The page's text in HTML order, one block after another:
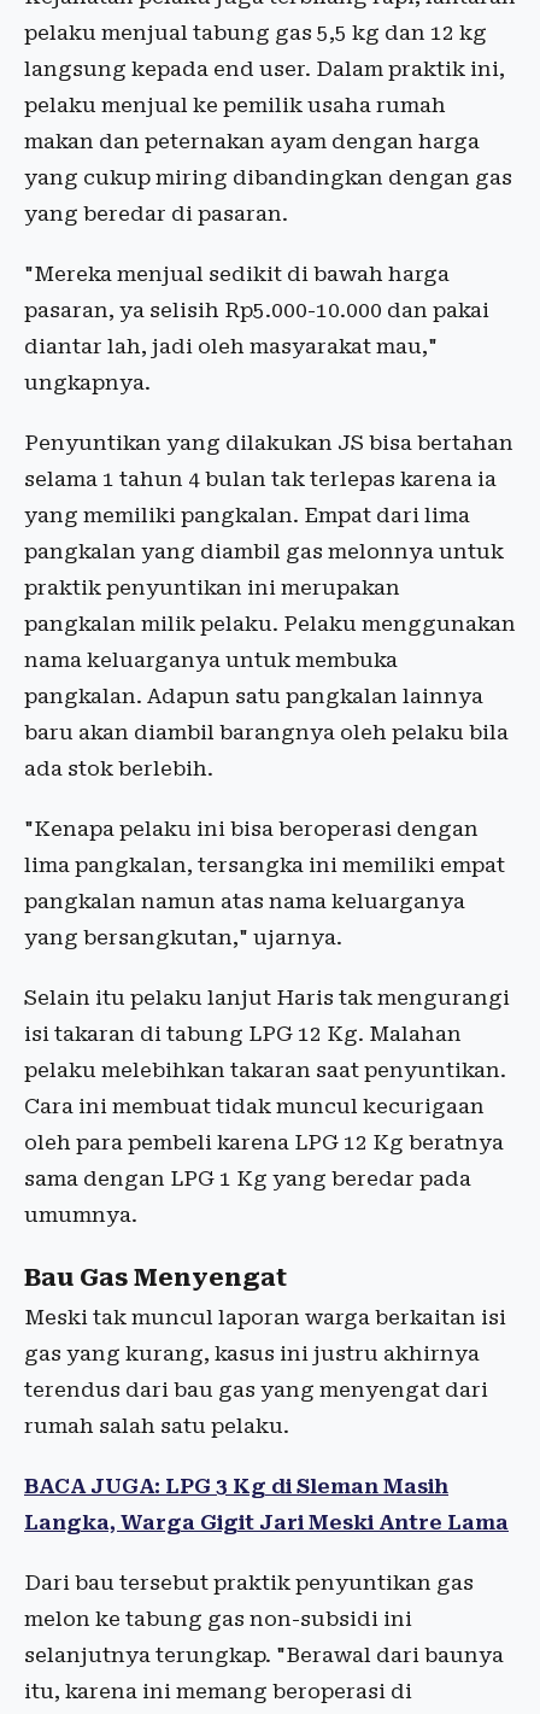
pelaku menjual tabung gas 5,5 kg dan 12 kg
langsung kepada end user. Dalam praktik ini,
pelaku menjual ke pemilik usaha rumah
makan dan peternakan ayam dengan harga
yang cukup miring dibandingkan dengan gas
yang beredar di pasaran.
"Mereka menjual sedikit di bawah harga
pasaran, ya selisih Rp5.000-10.000 dan pakai
diantar lah, jadi oleh masyarakat mau,"
ungkapnya.
Penyuntikan yang dilakukan JS bisa bertahan
selama 1 tahun 4 bulan tak terlepas karena ia
yang memiliki pangkalan. Empat dari lima
pangkalan yang diambil gas melonnya untuk
praktik penyuntikan ini merupakan
pangkalan milik pelaku. Pelaku menggunakan
nama keluarganya untuk membuka
pangkalan. Adapun satu pangkalan lainnya
baru akan diambil barangnya oleh pelaku bila
ada stok berlebih.
"Kenapa pelaku ini bisa beroperasi dengan
lima pangkalan, tersangka ini memiliki empat
pangkalan namun atas nama keluarganya
yang bersangkutan," ujarnya.
Selain itu pelaku lanjut Haris tak mengurangi
isi takaran di tabung LPG 12 Kg. Malahan
pelaku melebihkan takaran saat penyuntikan.
Cara ini membuat tidak muncul kecurigaan
oleh para pembeli karena LPG 12 Kg beratnya
sama dengan LPG 1 Kg yang beredar pada
umumnya.
Bau Gas Menyengat
Meski tak muncul laporan warga berkaitan isi
gas yang kurang, kasus ini justru akhirnya
terendus dari bau gas yang menyengat dari
rumah salah satu pelaku.
BACA JUGA: LPG 3 Kg di Sleman Masih
Langka, Warga Gigit Jari Meski Antre Lama
Dari bau tersebut praktik penyuntikan gas
melon ke tabung gas non-subsidi ini
selanjutnya terungkap. "Berawal dari baunya
itu, karena ini memang beroperasi di